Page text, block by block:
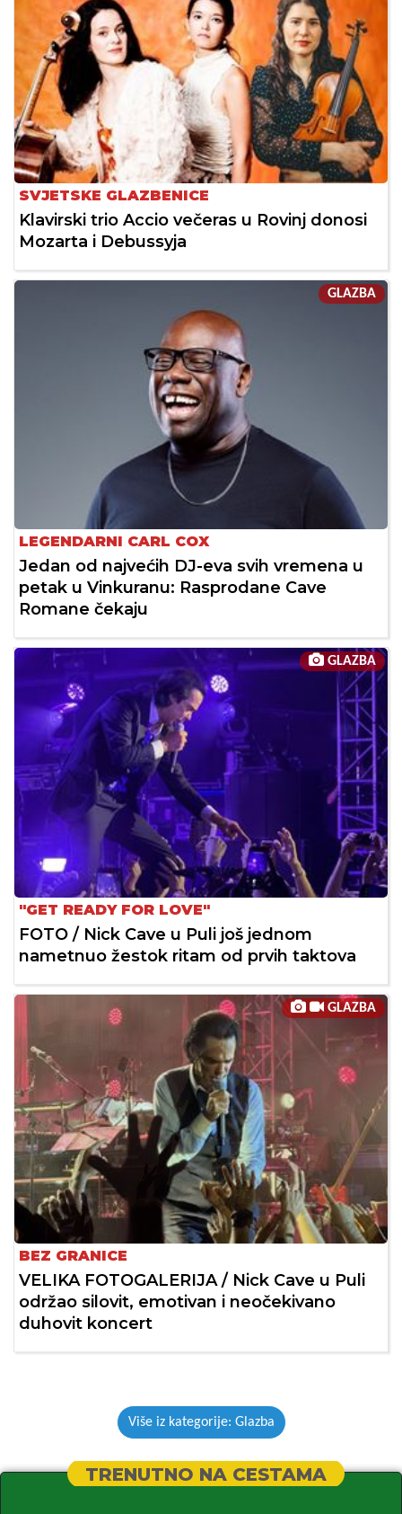
SVJETSKE GLAZBENICE
Klavirski trio Accio večeras u Rovinj donosi
Mozarta i Debussyja
GLAZBA
LEGENDARNI CARL COX
Jedan od najvećih DJ-eva svih vremena u
petak u Vinkuranu: Rasprodane Cave
Romane čekaju
GLAZBA
"GET READY FOR LOVE"
FOTO / Nick Cave u Puli još jednom
nametnuo žestok ritam od prvih taktova
GLAZBA
BEZ GRANICE
VELIKA FOTOGALERIJA / Nick Cave u Puli
održao silovit, emotivan i neočekivano
duhovit koncert
Više iz kategorije: Glazba
TRENUTNO NA CESTAMA